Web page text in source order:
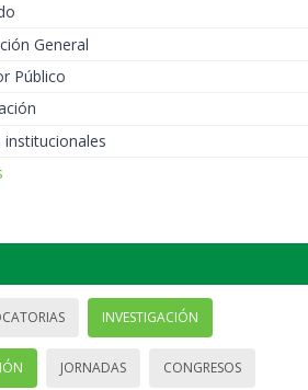
General
Público
institucionales
INVESTIGACIÓN
JORNADAS CONGRESOS